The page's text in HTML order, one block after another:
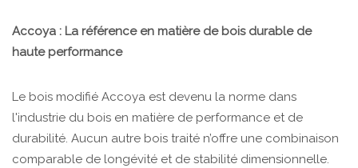
Accoya : La référence en matière de bois durable de
haute performance
Le bois modifié Accoya est devenu la norme dans
l'industrie du bois en matière de performance et de
durabilité. Aucun autre bois traité n’offre une combinaison
comparable de longévité et de stabilité dimensionnelle.